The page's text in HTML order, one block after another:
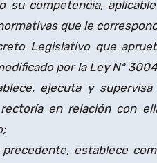
su competencia,
que le
Legislativo que
por la Ley Nº
ejecuta y supervisa
en relación con
establece